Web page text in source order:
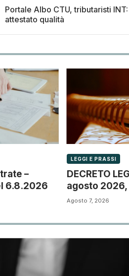
Portale Albo CTU, tributaristi
attestato qualità
–
6.8.2026
LEGGI E PRASSI
DECRETO
agosto 2026,
Agosto 7, 2026